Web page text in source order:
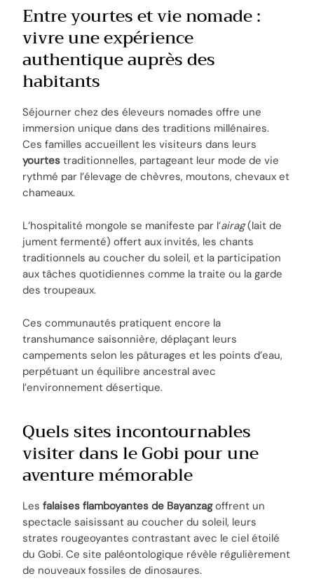
Entre yourtes et vie nomade :
vivre une expérience
authentique auprès des
habitants
Séjourner chez des éleveurs nomades offre une
immersion unique dans des traditions millénaires.
Ces familles accueillent les visiteurs dans leurs
yourtes traditionnelles, partageant leur mode de vie
rythmé par l’élevage de chèvres, moutons, chevaux et
chameaux.
L’hospitalité mongole se manifeste par l’airag(lait de
jument fermenté) offert aux invités, les chants
traditionnels au coucher du soleil, et la participation
aux tâches quotidiennes comme la traite ou la garde
des troupeaux.
Ces communautés pratiquent encore la
transhumance saisonnière, déplaçant leurs
campements selon les pâturages et les points d’eau,
perpétuant un équilibre ancestral avec
l’environnement désertique.
Quels sites incontournables
visiter dans le Gobi pour une
aventure mémorable
Lesfalaises flamboyantes de Bayanzagoffrent un
spectacle saisissant au coucher du soleil, leurs
strates rougeoyantes contrastant avec le ciel étoilé
du Gobi. Ce site paléontologique révèle régulièrement
de nouveaux fossiles de dinosaures.